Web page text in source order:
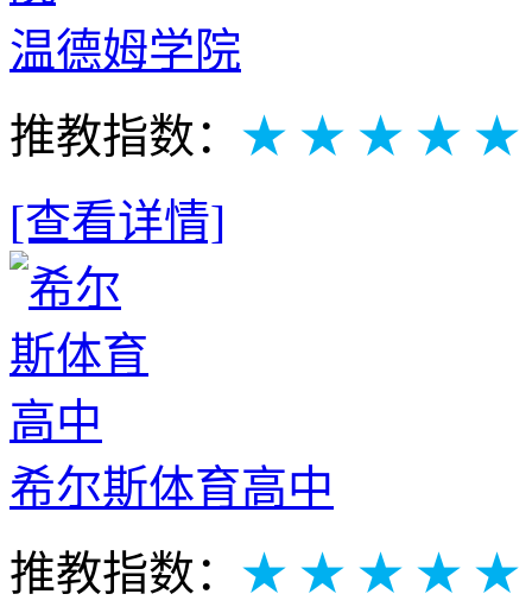
温德姆学院
推教指数： ★ ★ ★ ★ ★
[查看详情]
希尔斯体育高中
推教指数： ★ ★ ★ ★ ★